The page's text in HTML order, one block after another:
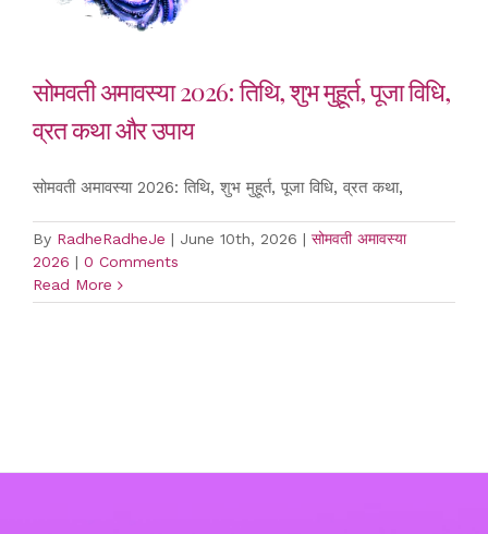
सोमवती अमावस्या 2026: तिथि, शुभ मुहूर्त, पूजा विधि,
व्रत कथा और उपाय
सोमवती अमावस्या 2026: तिथि, शुभ मुहूर्त, पूजा विधि, व्रत कथा,
By RadheRadheJe | June 10th, 2026 | सोमवती अमावस्या
2026 | 0 Comments
Read More